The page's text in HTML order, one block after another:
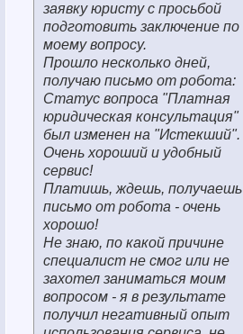
заявку юристу с просьбой
подготовить заключение по
моему вопросу.
Прошло несколько дней,
получаю письмо от робота:
Статус вопроса "Платная
юридическая консультация"
был изменен на "Истекший".
Очень хороший и удобный
сервис!
Платишь, ждешь, получаешь
письмо от робота - очень
хорошо!
Не знаю, по какой причине
специалист не смог или не
захотел заниматься моим
вопросом - я в результате
получил негативный опыт